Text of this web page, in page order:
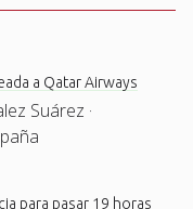
a Qatar Airways
Suárez ·
para pasar 19 horas